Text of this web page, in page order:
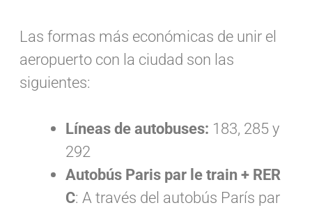
Las formas más económicas de unir el
aeropuerto con la ciudad son las
siguientes:
Líneas de autobuses: 183, 285 y
292
Autobús Paris par le train + RER
C: A través del autobús París par